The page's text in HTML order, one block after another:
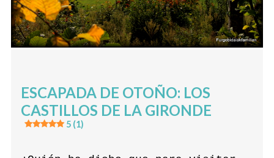
ESCAPADA DE OTOÑO: LOS
CASTILLOS DE LA GIRONDE
5 (1)